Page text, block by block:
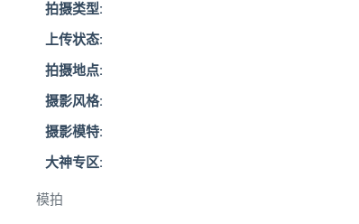
模拍
拍摄类型:
上传状态:
拍摄地点:
摄影风格:
摄影模特:
大神专区: